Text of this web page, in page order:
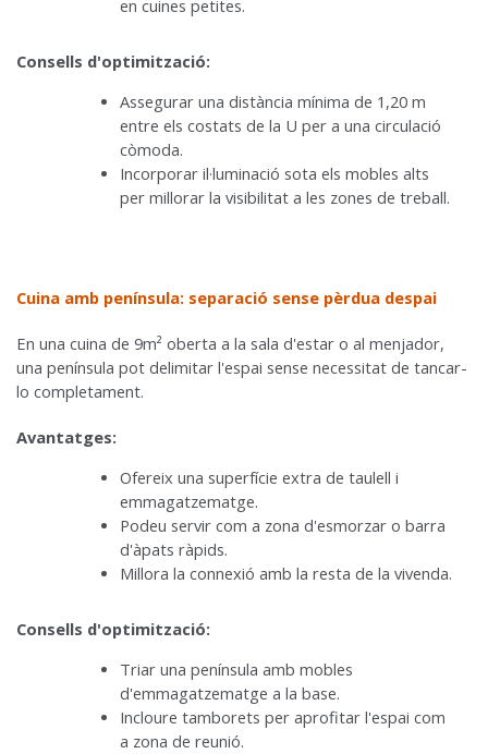
en cuines petites.
Consells d'optimització:
Assegurar una distància mínima de 1,20 m
entre els costats de la U per a una circulació
còmoda.
Incorporar il·luminació sota els mobles alts
per millorar la visibilitat a les zones de treball.
Cuina amb península: separació sense pèrdua despai
En una cuina de 9m² oberta a la sala d'estar o al menjador,
una península pot delimitar l'espai sense necessitat de tancar-
lo completament.
Avantatges:
Ofereix una superfície extra de taulell i
emmagatzematge.
Podeu servir com a zona d'esmorzar o barra
d'àpats ràpids.
Millora la connexió amb la resta de la vivenda.
Consells d'optimització:
Triar una península amb mobles
d'emmagatzematge a la base.
Incloure tamborets per aprofitar l'espai com
a zona de reunió.